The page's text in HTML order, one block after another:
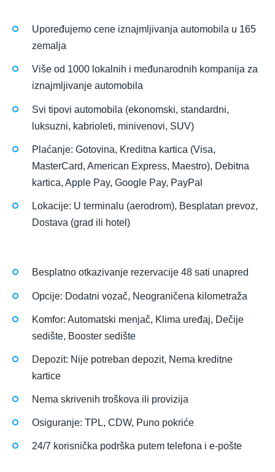
Upoređujemo cene iznajmljivanja automobila u 165
zemalja
Više od 1000 lokalnih i međunarodnih kompanija za
iznajmljivanje automobila
Svi tipovi automobila (ekonomski, standardni,
luksuzni, kabrioleti, minivenovi, SUV)
Plaćanje: Gotovina, Kreditna kartica (Visa,
MasterCard, American Express, Maestro), Debitna
kartica, Apple Pay, Google Pay, PayPal
Lokacije: U terminalu (aerodrom), Besplatan prevoz,
Dostava (grad ili hotel)
Besplatno otkazivanje rezervacije 48 sati unapred
Opcije: Dodatni vozač, Neograničena kilometraža
Komfor: Automatski menjač, Klima uređaj, Dečije
sedište, Booster sedište
Depozit: Nije potreban depozit, Nema kreditne
kartice
Nema skrivenih troškova ili provizija
Osiguranje: TPL, CDW, Puno pokriće
24/7 korisnička podrška putem telefona i e-pošte